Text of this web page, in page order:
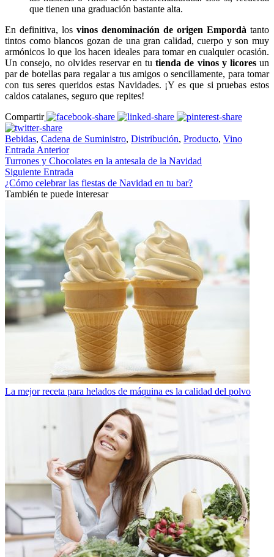
que tienen una graduación bastante alta.
En definitiva, los vinos denominación de origen Empordà tanto
tintos como blancos gozan de una gran calidad, cuerpo y son muy
armónicos lo que los hacen ideales para tomar en cualquier ocasión.
Un consejo, no olvides reservar en tutienda de vinos y licoresun
par de botellas para regalar a tus amigos o sencillamente, para tomar
con tus seres queridos estas Navidades. ¡Y es que si pruebas estos
caldos catalanes, seguro que repites!
Compartir
Bebidas, Cadena de Suministro, Distribución, Producto, Vino
Entrada Anterior
Turrones y Chocolates en la antesala de la Navidad
Siguiente Entrada
¿Cómo celebrar las fiestas de Navidad en tu bar?
También te puede interesar
La mejor receta para helados de máquina es la calidad del polvo